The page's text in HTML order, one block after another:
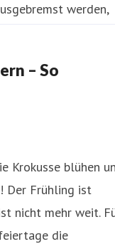
werden,
– So
Krokusse blühen
Der Frühling ist
nicht mehr weit.
die